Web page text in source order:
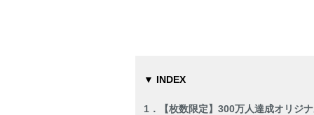
▼ INDEX
1．【枚数限定】300万人達成オリジ